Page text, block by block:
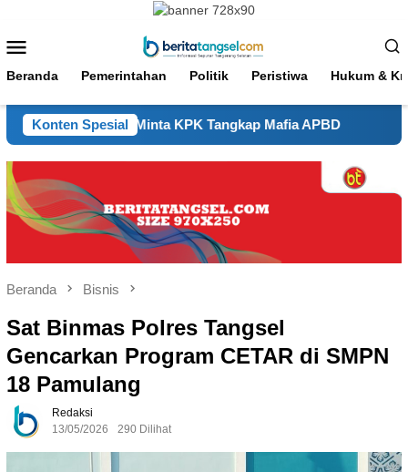
konten
Mobile
Beranda Pemerintahan Politik Peristiwa Hukum &
Konten Spesial
Banten Minta KPK Tangkap Mafia APBD
Beranda Bisnis
Sat Binmas Polres Tangsel
Gencarkan Program CETAR di SMPN
18 Pamulang
Redaksi
13/05/2026
290 Dilihat